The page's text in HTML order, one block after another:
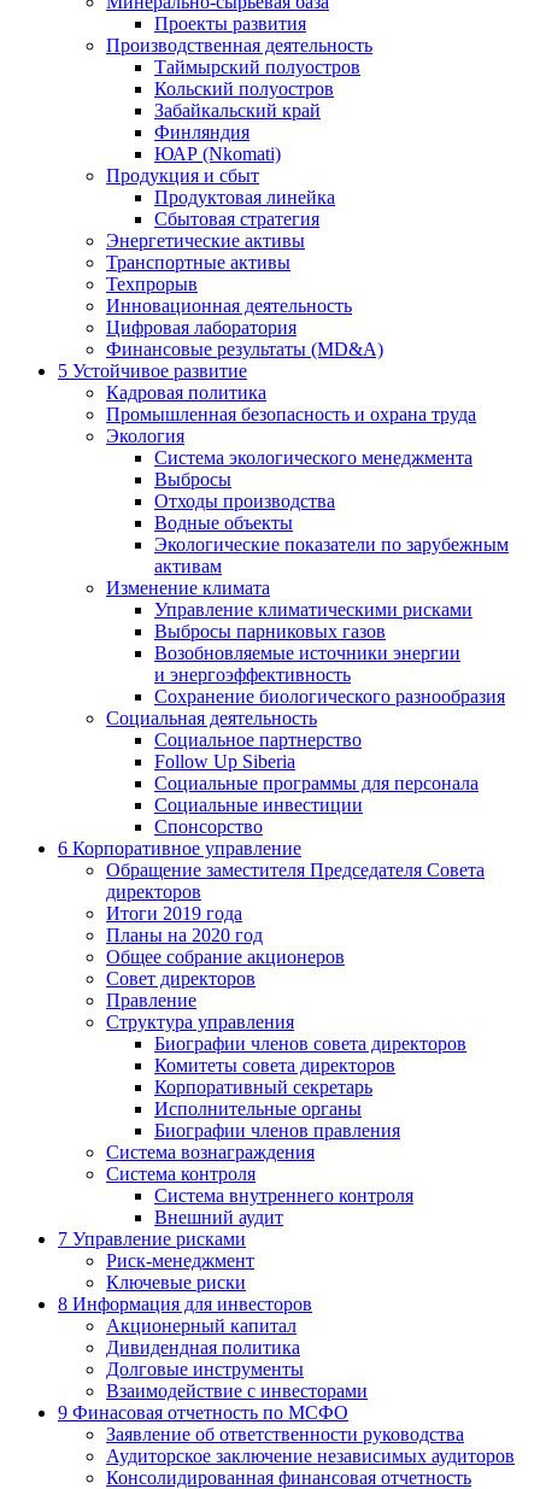
Проекты развития
Производственная деятельность
Таймырский полуостров
Кольский полуостров
Забайкальский край
Финляндия
ЮАР (Nkomati)
Продукция и сбыт
Продуктовая линейка
Сбытовая стратегия
Энергетические активы
Транспортные активы
Техпрорыв
Инновационная деятельность
Цифровая лаборатория
Финансовые результаты (MD&A)
5 Устойчивое развитие
Кадровая политика
Промышленная безопасность и охрана труда
Экология
Система экологического менеджмента
Выбросы
Отходы производства
Водные объекты
Экологические показатели по зарубежным
активам
Изменение климата
Управление климатическими рисками
Выбросы парниковых газов
Возобновляемые источники энергии
и энергоэффективность
Сохранение биологического разнообразия
Социальная деятельность
Социальное партнерство
Follow Up Siberia
Социальные программы для персонала
Социальные инвестиции
Спонсорство
6 Корпоративное управление
Обращение заместителя Председателя Совета
директоров
Итоги 2019 года
Планы на 2020 год
Общее собрание акционеров
Совет директоров
Правление
Структура управления
Биографии членов совета директоров
Комитеты совета директоров
Корпоративный секретарь
Исполнительные органы
Биографии членов правления
Система вознаграждения
Система контроля
Система внутреннего контроля
Внешний аудит
7 Управление рисками
Риск-менеджмент
Ключевые риски
8 Информация для инвесторов
Акционерный капитал
Дивидендная политика
Долговые инструменты
Взаимодействие с инвеcторами
9 Финасовая отчетность по МСФО
Заявление об ответственности руководства
Аудиторское заключение независимых аудиторов
Консолидированная финансовая отчетность